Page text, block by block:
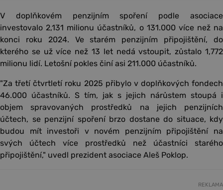
V doplňkovém penzijním spoření podle asociace
investovalo 2,131 milionu účastníků, o 131.000 více než na
konci roku 2024. Ve starém penzijním připojištění, do
kterého se už více než 13 let nedá vstoupit, zůstalo 1,772
milionu lidí. Letošní pokles činí asi 211.000 účastníků.
"Za třetí čtvrtletí roku 2025 přibylo v doplňkových fondech
46.000 účastníků. S tím, jak s jejich nárůstem stoupá i
objem spravovaných prostředků na jejich penzijních
účtech, se penzijní spoření brzo dostane do situace, kdy
budou mít investoři v novém penzijním připojištění na
svých účtech více prostředků než účastníci starého
připojištění," uvedl prezident asociace Aleš Poklop.
REKLAMA